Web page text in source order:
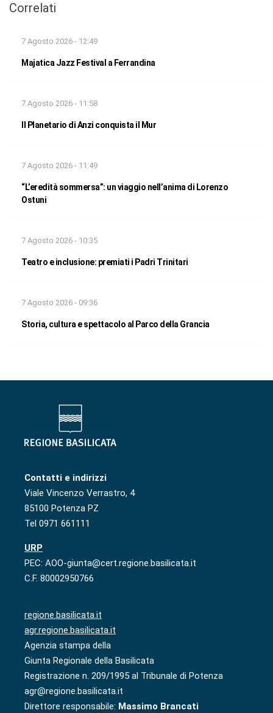
Correlati
7 Agosto 2026 - 12:49
Majatica Jazz Festival a Ferrandina
7 Agosto 2026 - 11:58
Il Planetario di Anzi conquista il Mur
7 Agosto 2026 - 11:49
“L’eredità sommersa”: un viaggio nell’anima di Lorenzo
Ostuni
7 Agosto 2026 - 10:35
Teatro e inclusione: premiati i Padri Trinitari
7 Agosto 2026 - 09:36
Storia, cultura e spettacolo al Parco della Grancia
Contatti e indirizzi
Viale Vincenzo Verrastro, 4
85100 Potenza PZ
Tel 0971 661111
URP
PEC: AOO-giunta@cert.regione.basilicata.it
C.F. 80002950766
regione.basilicata.it
agr.regione.basilicata.it
Agenzia stampa della
Giunta Regionale della Basilicata
Registrazione n. 209/1995 al Tribunale di Potenza
agr@regione.basilicata.it
Direttore responsabile: Massimo Brancati